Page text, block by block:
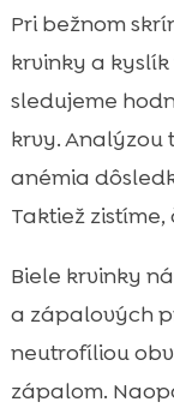
Pri bežnom
krvinky a kyslík
sledujeme
krvy. Analýzou
anémia
Taktiež
Biele krvinky
a zápalových
neutrofíliou
zápalom.